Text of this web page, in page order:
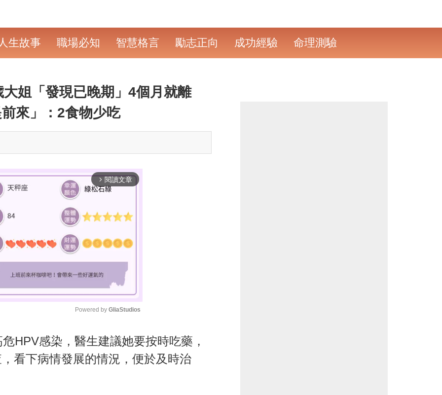
生故事 職場必知 智慧格言 勵志正向 成功經驗 命理測驗
姐「發現已晚期」4個月就離
來」：2食物少吃
arrow_forward_ios 閱讀文章
M
u
t
Powered by GliaStudios
HPV感染，醫生建議她要按時吃藥，
看下病情發展的情況，便於及時治